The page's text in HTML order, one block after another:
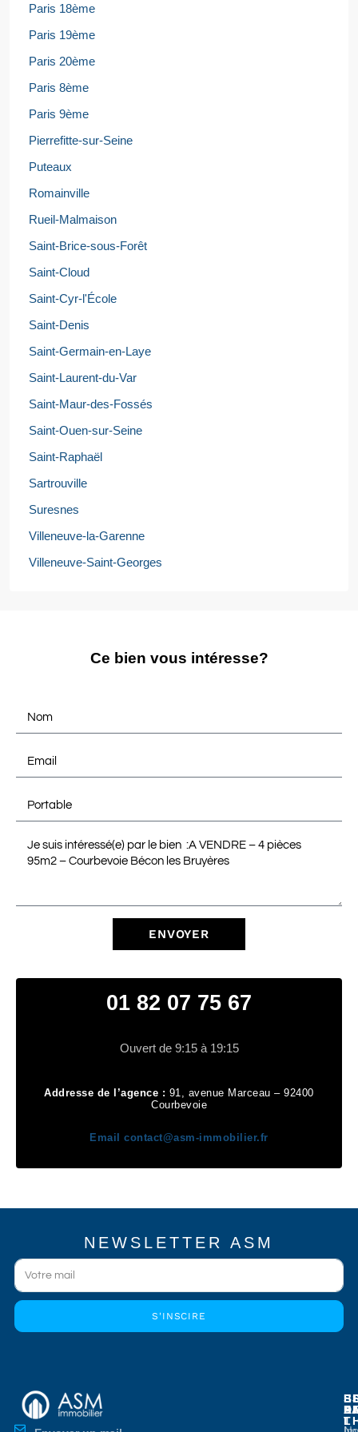
Paris 18ème
Paris 19ème
Paris 20ème
Paris 8ème
Paris 9ème
Pierrefitte-sur-Seine
Puteaux
Romainville
Rueil-Malmaison
Saint-Brice-sous-Forêt
Saint-Cloud
Saint-Cyr-l'École
Saint-Denis
Saint-Germain-en-Laye
Saint-Laurent-du-Var
Saint-Maur-des-Fossés
Saint-Ouen-sur-Seine
Saint-Raphaël
Sartrouville
Suresnes
Villeneuve-la-Garenne
Villeneuve-Saint-Georges
Ce bien vous intéresse?
ENVOYER
01 82 07 75 67
Ouvert de 9:15 à 19:15
Addresse de l’agence : 91, avenue Marceau – 92400
Courbevoie
Emailcontact@asm-immobilier.fr
NEWSLETTER ASM
S'INSCIRE